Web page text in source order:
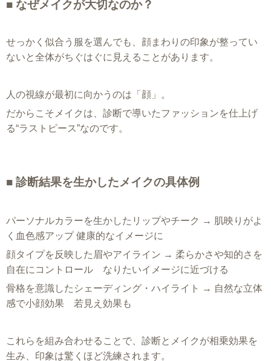
■ なぜメイクが大切なのか？
せっかく似合う服を選んでも、顔まわりの印象が整ってい
ないと全体がちぐはぐに見えることがあります。
人の視線が最初に向かうのは「顔」。
だからこそメイクは、診断で導いたファッションを仕上げ
る“ラストピース”なのです。
■ 診断結果を生かしたメイクの具体例
パーソナルカラーを生かしたリップやチーク → 肌映りがよ
く血色感アップ 健康的なイメージに
顔タイプを反映した眉やアイライン → 柔らかさや知的さを
自在にコントロール なりたいイメージに近づける
骨格を意識したシェーディング・ハイライト → 自然な立体
感で小顔効果 若見え効果も
これらを組み合わせることで、診断とメイクが相乗効果を
生み、印象は驚くほど洗練されます。